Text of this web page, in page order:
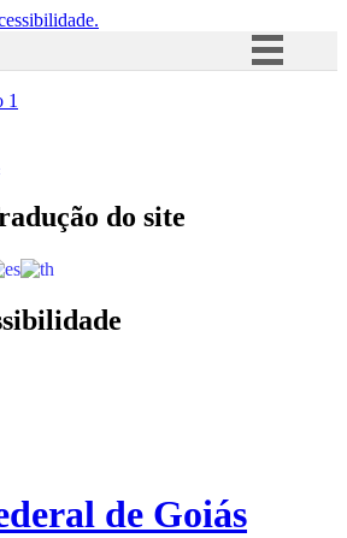
Acesso à informação
1
do site
de Goiás